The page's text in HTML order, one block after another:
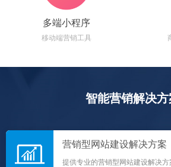
多端小程序
移动端营销工具
智能营销解决方
营销型网站建设解决方案
提供专业的营销型网站建设解决方